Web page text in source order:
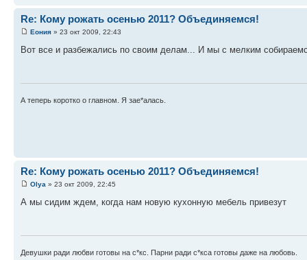
Re: Кому рожать осенью 2011? Объединяемся!
Еония » 23 окт 2009, 22:43
Вот все и разбежались по своим делам... И мы с мелким
А теперь коротко о главном. Я зае*алась.
Re: Кому рожать осенью 2011? Объединяемся!
Оlya » 23 окт 2009, 22:45
А мы сидим ждем, когда нам новую кухонную мебель привезут
Девушки ради любви готовы на с*кс. Парни ради с*кса готовы даже на любовь.